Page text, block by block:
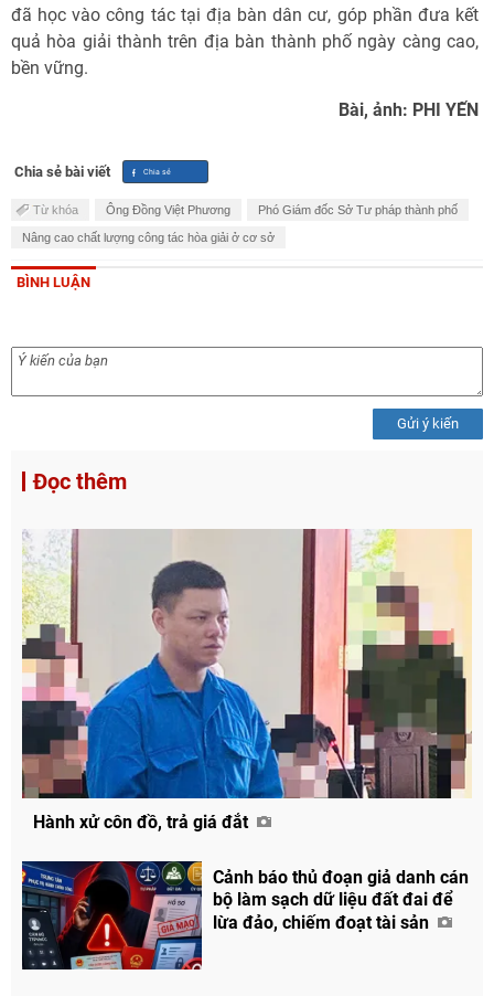
đã học vào công tác tại địa bàn dân cư, góp phần đưa kết
quả hòa giải thành trên địa bàn thành phố ngày càng cao,
bền vững.
Bài, ảnh: PHI YẾN
Chia sẻ bài viết
Từ khóa Ông Đồng Việt Phương Phó Giám đốc Sở Tư pháp thành phố
Nâng cao chất lượng công tác hòa giải ở cơ sở
BÌNH LUẬN
Gửi ý kiến
Đọc thêm
Hành xử côn đồ, trả giá đắt
Cảnh báo thủ đoạn giả danh cán
bộ làm sạch dữ liệu đất đai để
lừa đảo, chiếm đoạt tài sản